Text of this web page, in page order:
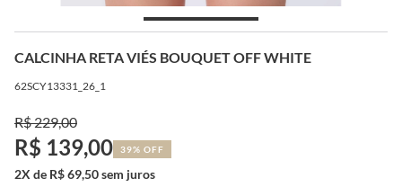
CALCINHA RETA VIÉS BOUQUET OFF WHITE
62SCY13331_26_1
R$ 229,00
R$ 139,00 39% OFF
2X de R$ 69,50 sem juros